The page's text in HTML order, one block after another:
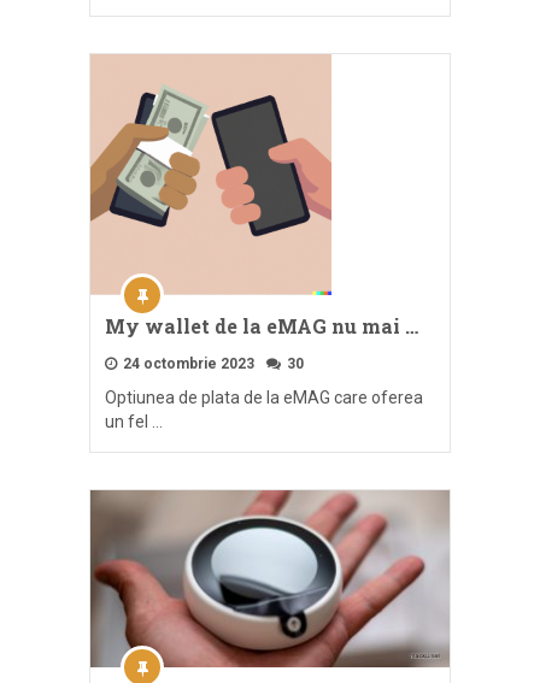
My wallet de la eMAG nu mai …
24 octombrie 2023 30
Optiunea de plata de la eMAG care oferea
un fel …